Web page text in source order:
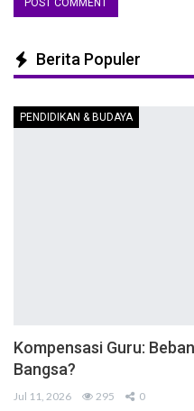
Berita Populer
PENDIDIKAN & BUDAYA
Kompensasi Guru:
Bangsa?
Jul 11, 2026 295 0